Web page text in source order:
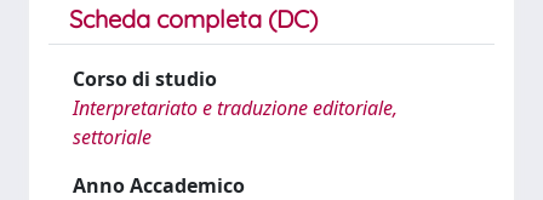
Scheda completa (DC)
Corso di studio
Interpretariato e traduzione editoriale,
settoriale
Anno Accademico